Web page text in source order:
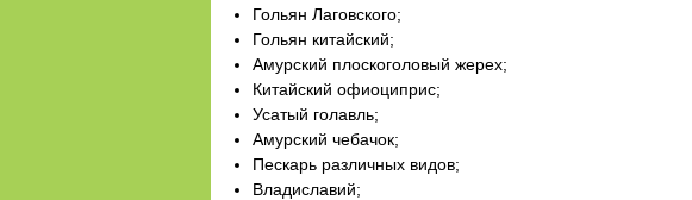
Гольян Лаговского;
Гольян китайский;
Амурский плоскоголовый жерех;
Китайский офиоциприс;
Усатый голавль;
Амурский чебачок;
Пескарь различных видов;
Владиславий;